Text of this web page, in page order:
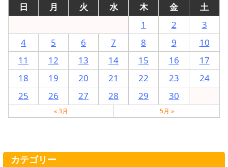
日
月 火 水 木 金
土
1
2
3
4
5 6 7 8 9
10
11
12 13 14 15 16
17
18
19 20 21 22 23
24
25
26 27 28 29 30
« 3月 5月 »
カテゴリー